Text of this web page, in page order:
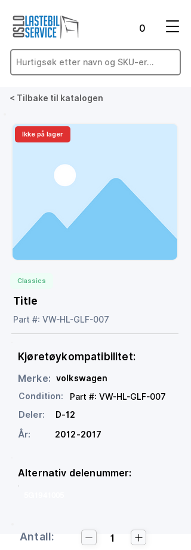
0
< Tilbake til katalogen
På lager
Ikke på lager
Classics
Title
Part #: VW-HL-GLF-007
Kjøretøykompatibilitet:
Merke:
volkswagen
Condition:
Part #: VW-HL-GLF-007
Deler: D-12
År: 2012-2017
Alternativ delenummer:
Antall: 1